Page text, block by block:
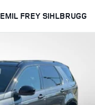
EMIL FREY SIHLBRUGG